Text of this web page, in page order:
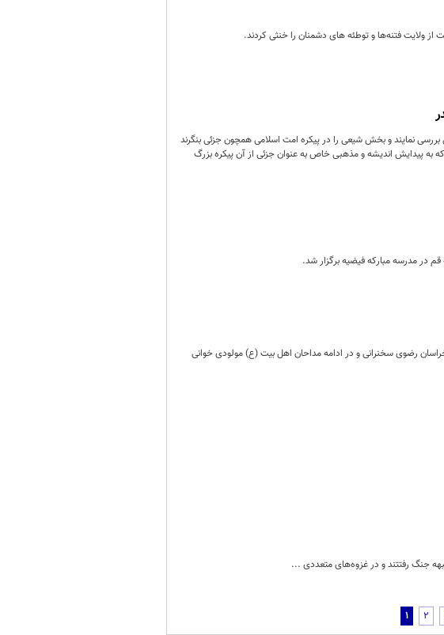
ولایت فتنه‌ها و توطئه های دشمنان را خنثی کردند.
بررسی نمایند و بخش شیعی را در پیکره امت اسلامی همچون جزئی بنگرند
به پیدایش اندیشه و مذهبی خاص به عنوان جزئی از آن پیکره بزرگ
در مدرسه مبارکه فیضیه برگزار شد.
رضوی سخنرانی و در ادامه مداحان اهل بیت (ع) مولودی خوانی
جنگ رفتتند و در غزوه‌های متعددی ...
1 2